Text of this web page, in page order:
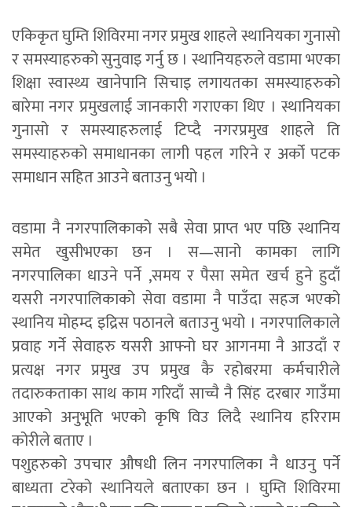
एकिकृत घुम्ति शिविरमा नगर प्रमुख शाहले स्थानियका गुनासो
र समस्याहरुको सुनुवाइ गर्नु छ । स्थानियहरुले वडामा भएका
शिक्षा स्वास्थ्य खानेपानि सिचाइ लगायतका समस्याहरुको
बारेमा नगर प्रमुखलाई जानकारी गराएका थिए । स्थानियका
गुनासो र समस्याहरुलाई टिप्दै नगरप्रमुख शाहले ति
समस्याहरुको समाधानका लागी पहल गरिने र अर्को पटक
समाधान सहित आउने बताउनु भयो ।
वडामा नै नगरपालिकाको सबै सेवा प्राप्त भए पछि स्थानिय
समेत खुसीभएका छन । स—सानो कामका लागि
नगरपालिका धाउने पर्ने ,समय र पैसा समेत खर्च हुने हुदाँ
यसरी नगरपालिकाको सेवा वडामा नै पाउँदा सहज भएको
स्थानिय मोहम्द इद्रिस पठानले बताउनु भयो । नगरपालिकाले
प्रवाह गर्ने सेवाहरु यसरी आफ्नो घर आगनमा नै आउदाँ र
प्रत्यक्ष नगर प्रमुख उप प्रमुख कै रहोबरमा कर्मचारीले
तदारुकताका साथ काम गरिदाँ साच्चै नै सिंह दरबार गाउँमा
आएको अनुभूति भएको कृषि विउ लिदै स्थानिय हरिराम
कोरीले बताए ।
पशुहरुको उपचार औषधी लिन नगरपालिका नै धाउनु पर्ने
बाध्यता टरेको स्थानियले बताएका छन । घुम्ति शिविरमा